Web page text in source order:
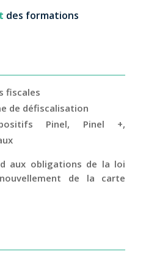
des formations
fiscales
de défiscalisation
Pinel, Pinel +,
aux obligations de la loi
de la carte